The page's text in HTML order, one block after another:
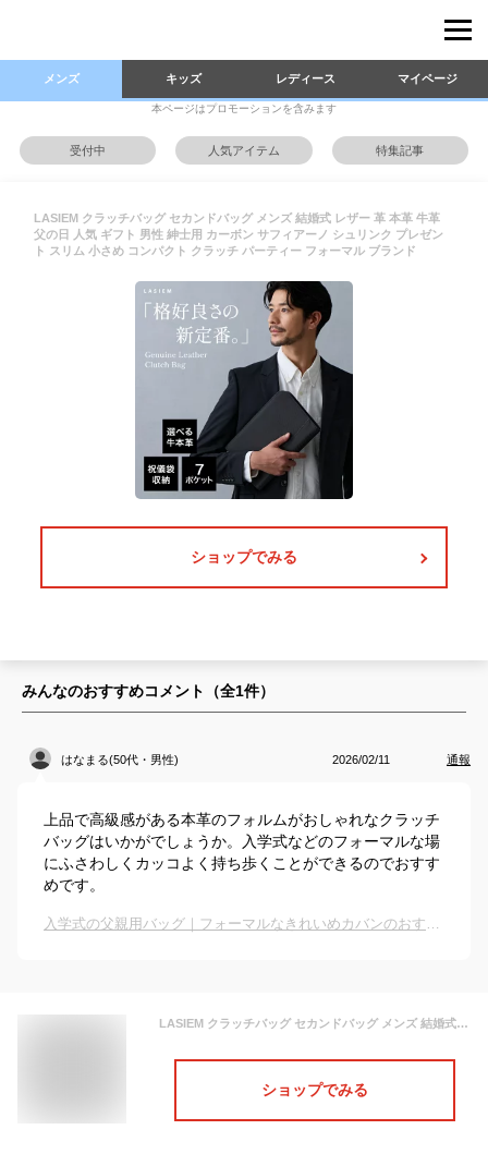
メンズ キッズ レディース マイページ
本ページはプロモーションを含みます
受付中 人気アイテム 特集記事
LASIEM クラッチバッグ セカンドバッグ メンズ 結婚式 レザー 革 本革 牛革
父の日 人気 ギフト 男性 紳士用 カーボン サフィアーノ シュリンク プレゼン
ト スリム 小さめ コンパクト クラッチ パーティー フォーマル ブランド
ショップでみる
みんなのおすすめコメント（全1件）
はなまる(50代・男性) 2026/02/11 通報
上品で高級感がある本革のフォルムがおしゃれなクラッチ
バッグはいかがでしょうか。入学式などのフォーマルな場
にふさわしくカッコよく持ち歩くことができるのでおすす
めです。
入学式の父親用バッグ｜フォーマルなきれいめカバンのおすすめは？
LASIEM クラッチバッグ セカンドバッグ メンズ 結婚式 レザー 革 本革 牛革 父の日 人気 ギフト 男性 紳士用 カーボン サフィアーノ シュリンク プレゼント スリム 小さめ コンパクト クラッチ パーティー フォーマル ブランド
ショップでみる